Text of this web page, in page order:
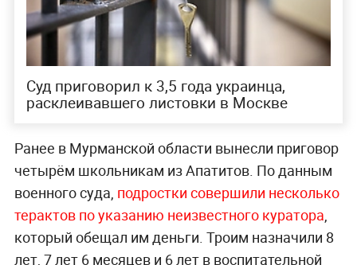
Суд приговорил к 3,5 года украинца,
расклеивавшего листовки в Москве
Ранее в Мурманской области вынесли приговор
четырём школьникам из Апатитов. По данным
военного суда, подростки совершили несколько
терактов по указанию неизвестного куратора,
который обещал им деньги. Троим назначили 8
лет, 7 лет 6 месяцев и 6 лет в воспитательной